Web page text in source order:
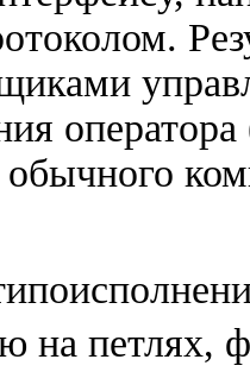
оператора
на петлях,